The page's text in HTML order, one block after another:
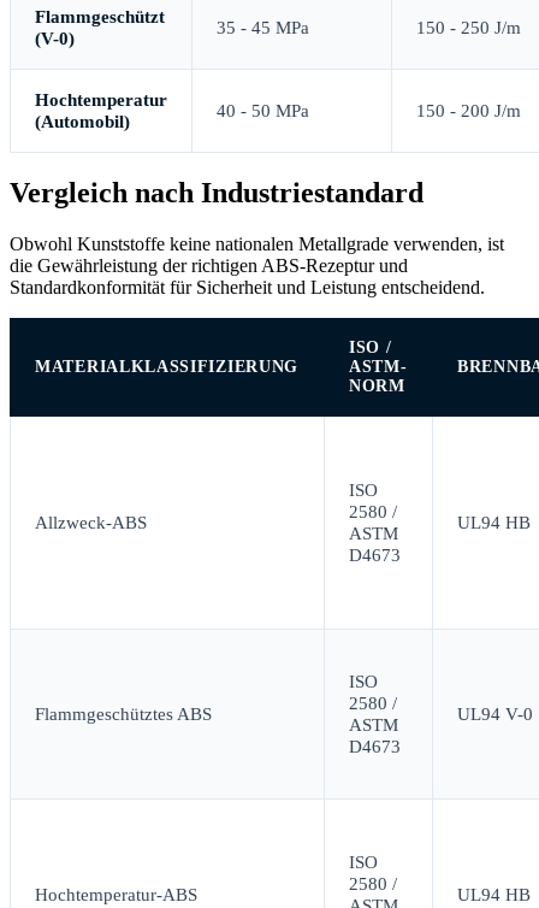
Flammgeschützt
(V-0)
35 - 45 MPa 150 - 250 J/m
Hochtemperatur
(Automobil)
40 - 50 MPa 150 - 200 J/m
Vergleich nach Industriestandard
Obwohl Kunststoffe keine nationalen Metallgrade verwenden, ist
die Gewährleistung der richtigen ABS-Rezeptur und
Standardkonformität für Sicherheit und Leistung entscheidend.
MATERIALKLASSIFIZIERUNG
ISO /
ASTM-
NORM
Allzweck-ABS
ISO
2580 /
ASTM
D4673
UL94 HB
Flammgeschütztes ABS
ISO
2580 /
ASTM
D4673
UL94 V-0
Hochtemperatur-ABS
ISO
2580 /
UL94 HB